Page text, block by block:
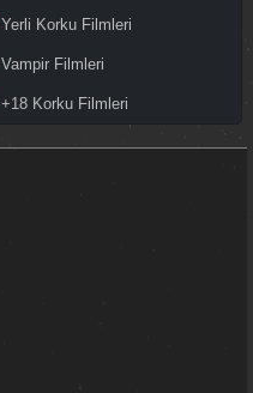
Yerli Korku Filmleri
Vampir Filmleri
+18 Korku Filmleri